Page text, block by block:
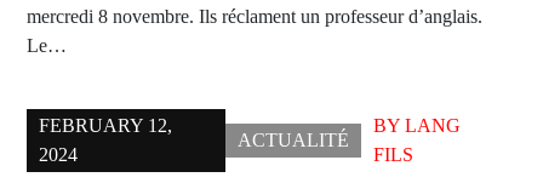
mercredi 8 novembre. Ils réclament un professeur d’anglais.
Le…
FEBRUARY 12,
2024
ACTUALITÉ
BYLANG
FILS